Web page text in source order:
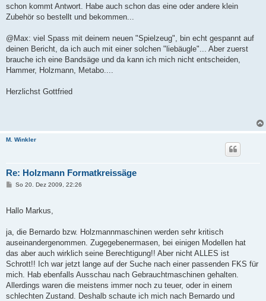
schon kommt Antwort. Habe auch schon das eine oder andere klein
Zubehör so bestellt und bekommen...
@Max: viel Spass mit deinem neuen "Spielzeug", bin echt gespannt auf
deinen Bericht, da ich auch mit einer solchen "liebäugle"... Aber zuerst
brauche ich eine Bandsäge und da kann ich mich nicht entscheiden,
Hammer, Holzmann, Metabo....
Herzlichst Gottfried
M. Winkler
Re: Holzmann Formatkreissäge
B
r
So 20. Dez 2009, 22:26
Hallo Markus,
ja, die Bernardo bzw. Holzmannmaschinen werden sehr kritisch
auseinandergenommen. Zugegebenermasen, bei einigen Modellen hat
das aber auch wirklich seine Berechtigung!! Aber nicht ALLES ist
Schrott!! Ich war jetzt lange auf der Suche nach einer passenden FKS für
mich. Hab ebenfalls Ausschau nach Gebrauchtmaschinen gehalten.
Allerdings waren die meistens immer noch zu teuer, oder in einem
schlechten Zustand. Deshalb schaute ich mich nach Bernardo und